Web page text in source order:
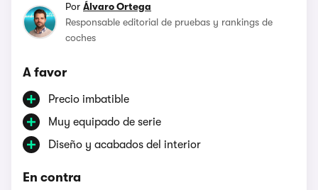
Por Álvaro Ortega
Responsable editorial de pruebas y rankings de
coches
A favor
Precio imbatible
Muy equipado de serie
Diseño y acabados del interior
En contra